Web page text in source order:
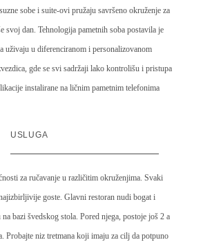
sobe i suite-ovi pružaju savršeno okruženje za
svoj dan. Tehnologija pametnih soba postavila je
uživaju u diferenciranom i personalizovanom
gde se svi sadržaji lako kontrolišu i pristupa
instalirane na ličnim pametnim telefonima
USLUGA
za ručavanje u različitim okruženjima. Svaki
goste. Glavni restoran nudi bogat i
bazi švedskog stola. Pored njega, postoje još 2 a
Probajte niz tretmana koji imaju za cilj da potpuno